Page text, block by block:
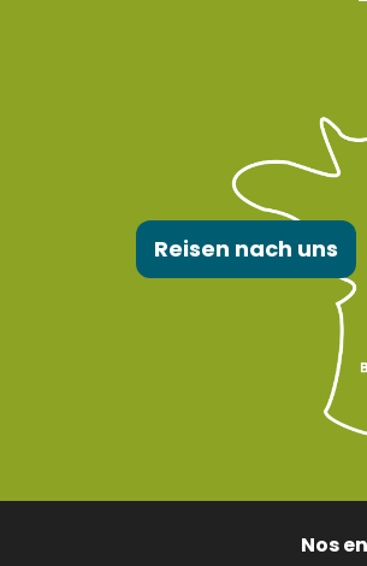
Reisen nach uns
Nos